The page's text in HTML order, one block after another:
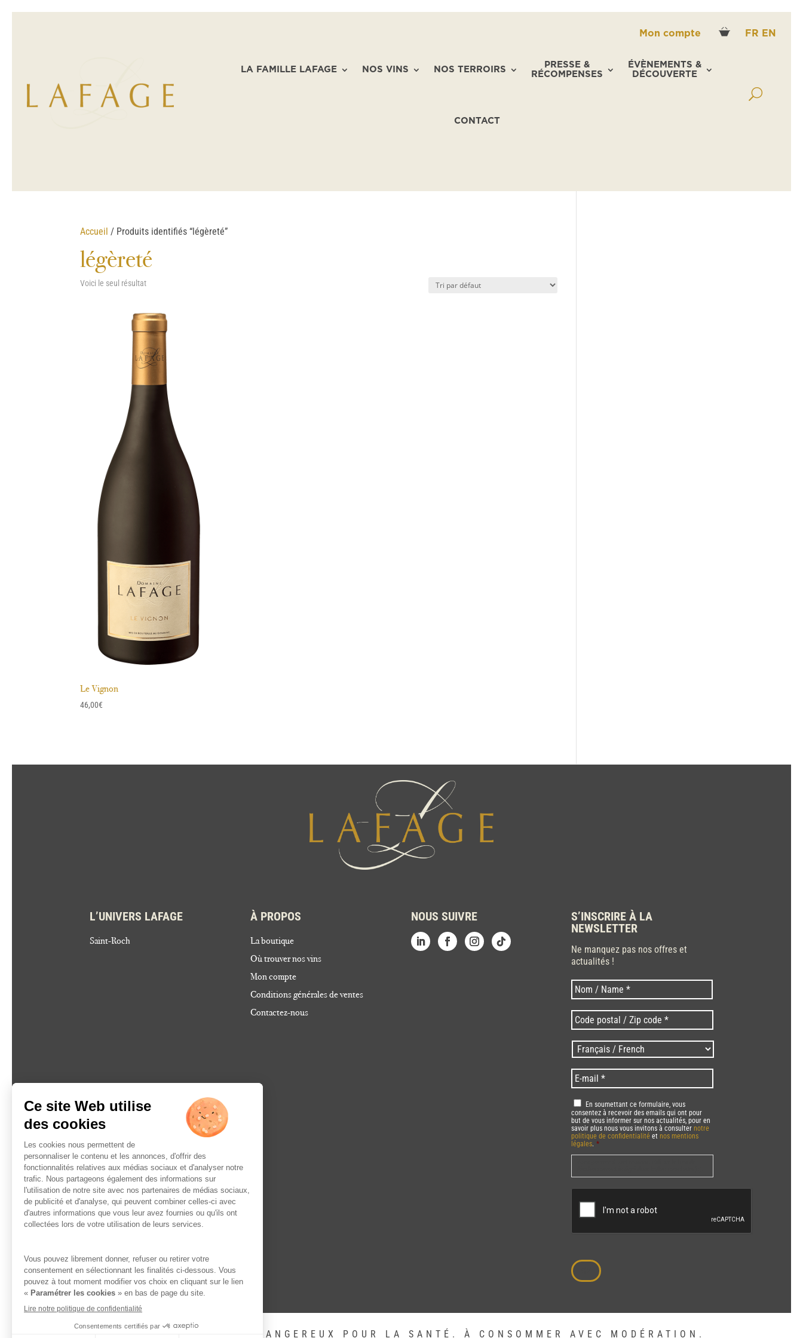
Mon compte FR EN
LA FAMILLE LAFAGE NOS VINS NOS TERROIRS
PRESSE &
RÉCOMPENSES
ÉVÈNEMENTS &
DÉCOUVERTE
CONTACT
Accueil / Produits identifiés “légèreté”
légèreté
Voici le seul résultat
Le Vignon
46,00€
L’UNIVERS LAFAGE
Saint-Roch
À PROPOS
La boutique
Où trouver nos vins
Mon compte
Conditions générales de ventes
Contactez-nous
NOUS SUIVRE
S’INSCRIRE À LA
NEWSLETTER
Ne manquez pas nos offres et
actualités !
Nom * Nom
Code
postal
/
Zip
*
*
Langues
/
Language *
E-
mail *
RGPD *
En soumettant ce formulaire, vous
consentez à recevoir des emails qui ont pour
but de vous informer sur nos actualités, pour en
savoir plus nous vous invitons à consulternotre
politique de confidentialité etnos mentions
légales. *
L’ABUS D’ALCOOL EST DANGEREUX POUR LA SANTÉ. À CONSOMMER AVEC MODÉRATION.